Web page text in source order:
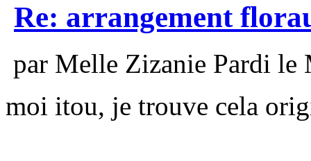
Re: arrangement
par Melle Zizanie Pardi le
moi itou, je trouve cela